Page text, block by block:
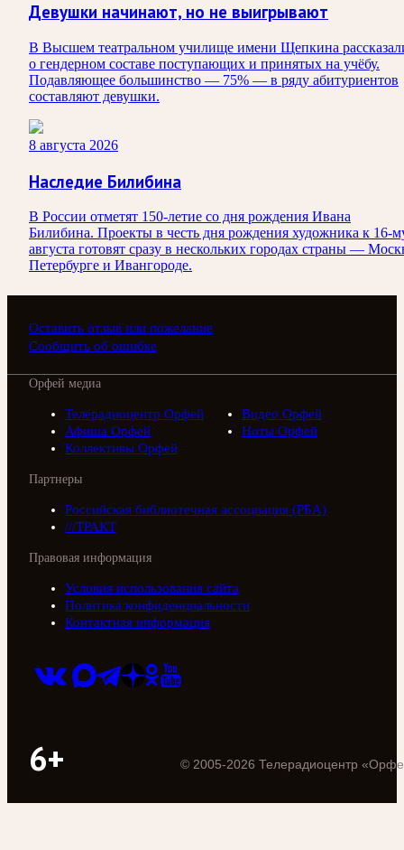
Девушки начинают, но не выигрывают
В Высшем театральном училище имени Щепкина
о гендерном составе поступающих и принятых на учёбу.
Подавляющее большинство — 75% — в ряду абитуриентов
составляют девушки.
8 августа 2026
Наследие Билибина
В России отметят 150-летие со дня рождения Ивана
Билибина. Проекты в честь дня рождения художника к 16-
августа готовят сразу в нескольких городах страны —
Петербурге и Ивангороде.
Оставить отзыв или пожелание
Сообщить об ошибке
Орфей медиа
Телерадиоцентр Орфей
Видео Орфей
Афиша Орфей
Ноты Орфей
Коллективы Орфей
Партнеры
Российская библиотечная ассоциация (РБА)
///ТРАКТ
Правовая информация
Условия использования сайта
Политика конфиденциальности
Контактная информация
6+ © 2005-2026 Телерадиоцентр